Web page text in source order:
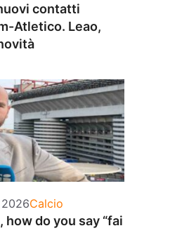
contatti
Atletico. Leao,
Categorie
Calcio
how do you say “fai